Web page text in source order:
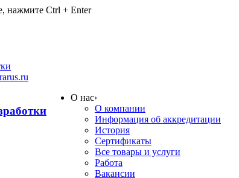
нажмите Ctrl + Enter
О нас›
О компании
Информация об аккредитации
История
Сертификаты
Все товары и услуги
Работа
Вакансии